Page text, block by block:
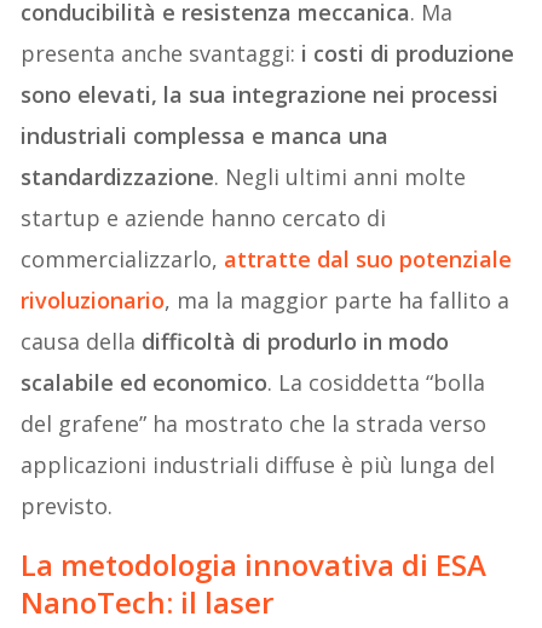
conducibilità e resistenza meccanica. Ma
presenta anche svantaggi: i costi di produzione
sono elevati, la sua integrazione nei processi
industriali complessa e manca una
standardizzazione. Negli ultimi anni molte
startup e aziende hanno cercato di
commercializzarlo, attratte dal suo potenziale
rivoluzionario, ma la maggior parte ha fallito a
causa della difficoltà di produrlo in modo
scalabile ed economico. La cosiddetta “bolla
del grafene” ha mostrato che la strada verso
applicazioni industriali diffuse è più lunga del
previsto.
La metodologia innovativa di ESA
NanoTech: il laser